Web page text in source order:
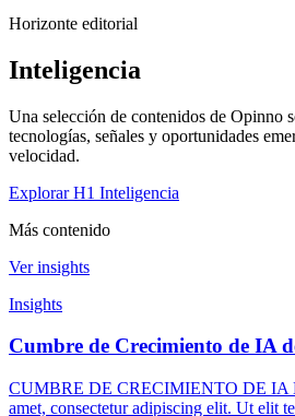
Horizonte editorial
Inteligencia
Una selección de contenidos de Opinno
tecnologías, señales y oportunidades
velocidad.
Explorar H1 Inteligencia
Más contenido
Ver insights
Insights
Cumbre de Crecimiento de IA
CUMBRE DE CRECIMIENTO DE IA
amet, consectetur adipiscing elit. Ut elit